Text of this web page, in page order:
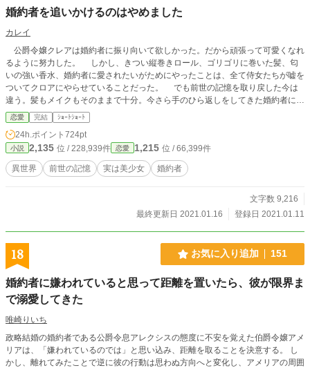
婚約者を追いかけるのはやめました
カレイ
公爵令嬢クレアは婚約者に振り向いて欲しかった。だから頑張って可愛くなれ
るように努力した。 しかし、きつい縦巻きロール、ゴリゴリに巻いた髪、匂
いの強い香水、婚約者に愛されたいがためにやったことは、全て侍女たちが嘘を
ついてクロアにやらせていることだった。 でも前世の記憶を取り戻した今は
違う。髪もメイクもそのままで十分。今さら手のひら返しをしてきた婚約者にも
もう興味ありません。
恋愛 完結 ｼｮｰﾄｼｮｰﾄ
24h.ポイント 724pt
小説 2,135 位 / 228,939件 恋愛 1,215 位 / 66,399件
異世界 前世の記憶 実は美少女 婚約者
文字数 9,216
最終更新日 2021.01.16
登録日 2021.01.11
18 お気に入り追加 151
婚約者に嫌われていると思って距離を置いたら、彼が限界ま
で溺愛してきた
唯崎りいち
政略結婚の婚約者である公爵令息アレクシスの態度に不安を覚えた伯爵令嬢アメ
リアは、「嫌われているのでは」と思い込み、距離を取ることを決意する。 し
かし、離れてみたことで逆に彼の行動は思わぬ方向へと変化し、アメリアの周囲